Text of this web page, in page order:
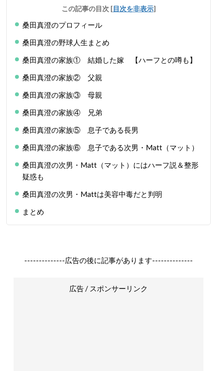
この記事の目次 [目次を非表示]
桑田真澄のプロフィール
桑田真澄の野球人生まとめ
桑田真澄の家族① 結婚した嫁 【ハーフとの噂も】
桑田真澄の家族② 父親
桑田真澄の家族③ 母親
桑田真澄の家族④ 兄弟
桑田真澄の家族⑤ 息子である長男
桑田真澄の家族⑥ 息子である次男・Matt（マット）
桑田真澄の次男・Matt（マット）にはハーフ説＆整形
疑惑も
桑田真澄の次男・Mattは美容中毒だと判明
まとめ
--------------広告の後に記事があります--------------
広告 / スポンサーリンク